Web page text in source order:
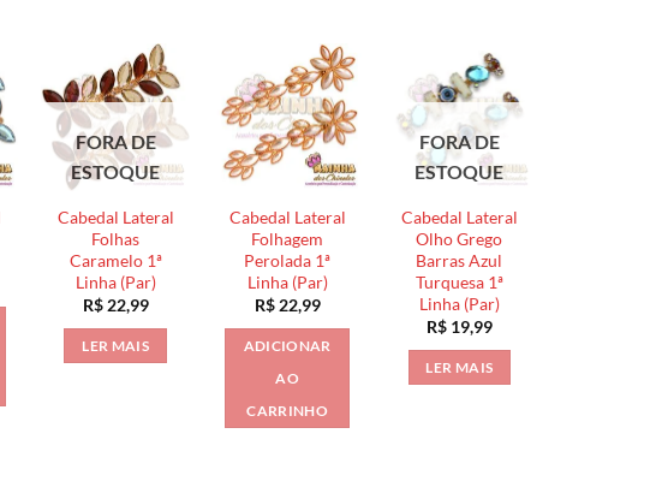
FORA DE
ESTOQUE
Cabedal Lateral
Folhas
Caramelo 1ª
Linha (Par)
R$22,99
LER MAIS
Cabedal Lateral
Folhagem
Perolada 1ª
Linha (Par)
R$22,99
ADICIONAR
AO
CARRINHO
FORA DE
ESTOQUE
Cabedal Lateral
Olho Grego
Barras Azul
Turquesa 1ª
Linha (Par)
R$19,99
LER MAIS